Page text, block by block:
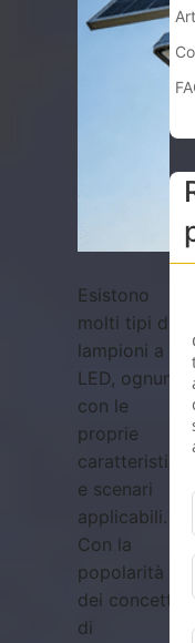
Esistono
molti tipi di
lampioni a
LED, ognuno
con le
proprie
caratteristiche
e scenari
applicabili.
Con la
popolarità
dei concetti
di